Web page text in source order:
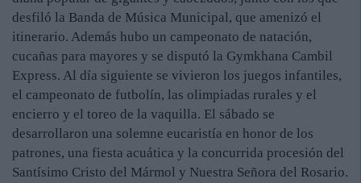
desfiló la Banda de Música Municipal, que amenizó el
itinerario. Además hubo un campeonato de natación,
cucañas para mayores y se disputó la Gymkhana Cambil
Express. Al día siguiente se vivieron los juegos infantiles,
el campeonato de futbolín, las olimpiadas rurales y el
encierro y el toreo de la vaquilla. El sábado se
desarrollaron una solemne eucaristía en honor de los
patrones, una fiesta acuática y la concurrida procesión del
Santísimo Cristo del Mármol y Nuestra Señora del Rosario.